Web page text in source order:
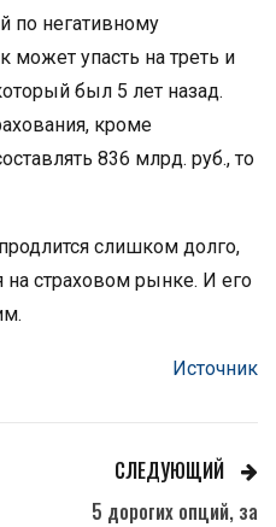
по негативному
может упасть на треть и
был 5 лет назад.
кроме
836 млрд. руб., то
слишком долго,
на страховом рынке. И его
Источник
СЛЕДУЮЩИЙ
5 дорогих опций, за